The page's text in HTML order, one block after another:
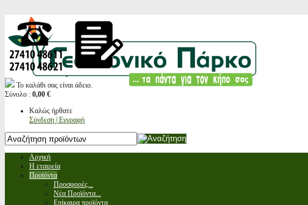
Το καλάθι σας είναι άδειο.
Σύνολο : 0,00 €
Καλώς ήρθατε
Σύνδεση | Εγγραφή
Αρχική
Η εταιρεία
Προϊόντα
Προσφορές...
Νέα Προϊόντα...
Επίκαιρα προϊόντα